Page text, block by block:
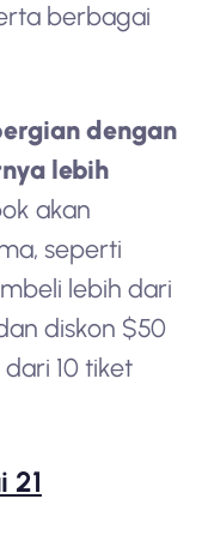
berbagai
dengan
lebih
akan
seperti
lebih dari
diskon $50
10 tiket
21